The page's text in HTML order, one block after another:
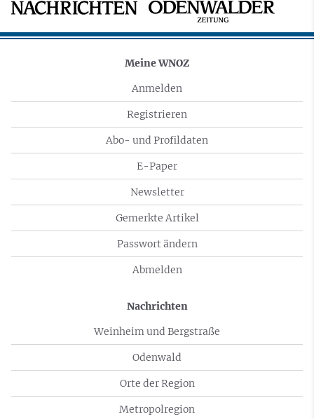
Meine WNOZ
Anmelden
Registrieren
Abo- und Profildaten
E-Paper
Newsletter
Gemerkte Artikel
Passwort ändern
Abmelden
Nachrichten
Weinheim und Bergstraße
Odenwald
Orte der Region
Metropolregion